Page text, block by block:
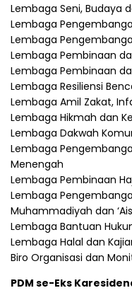
Lembaga Seni, Budaya
Lembaga
Lembaga
Lembaga Pembinaan
Lembaga Pembinaan
Lembaga Resiliensi
Lembaga Amil Zakat,
Lembaga Hikmah dan
Lembaga Dakwah
Lembaga
Menengah
Lembaga Pembinaan
Lembaga
Muhammadiyah dan
Lembaga Bantuan
Lembaga Halal dan
Biro Organisasi dan
PDM se-Eks